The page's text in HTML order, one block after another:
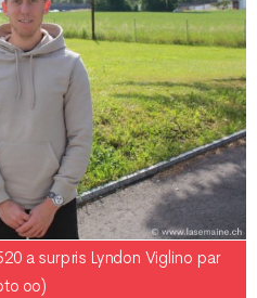
a surpris Lyndon Viglino par
oo)